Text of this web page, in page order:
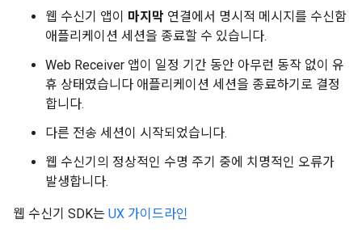
웹 수신기 앱이 마지막 연결에서 명시적 메시지를 수신함
애플리케이션 세션을 종료할 수 있습니다.
Web Receiver 앱이 일정 기간 동안 아무런 동작 없이 유
휴 상태였습니다 애플리케이션 세션을 종료하기로 결정
합니다.
다른 전송 세션이 시작되었습니다.
웹 수신기의 정상적인 수명 주기 중에 치명적인 오류가
발생합니다.
웹 수신기 SDK는 UX 가이드라인